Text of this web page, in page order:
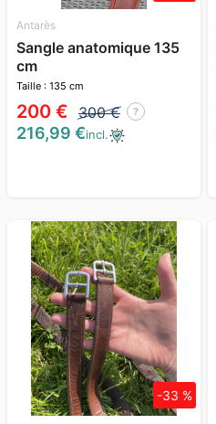
Antarès
Sangle anatomique 135
cm
Taille : 135 cm
200 € 300 € ?
216,99 €incl.
-33 %